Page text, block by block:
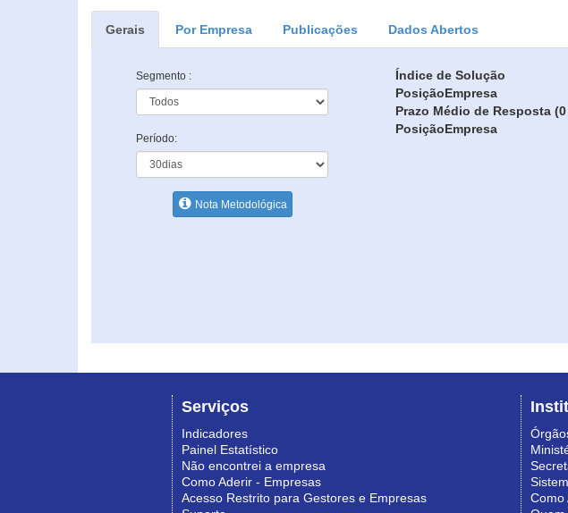
Gerais Por Empresa Publicações Dados Abertos
Segmento :
Período:
Nota Metodológica
Índice de Solução
PosiçãoEmpresa
Prazo Médio de Resposta (0
PosiçãoEmpresa
Serviços
Indicadores
Painel Estatístico
Não encontrei a empresa
Como Aderir - Empresas
Acesso Restrito para Gestores e Empresas
Como